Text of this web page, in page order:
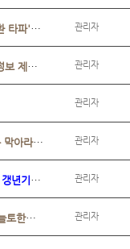
[TV 조선 내몸사용설명서] '중년 여드름 피부과 질환 타파'편 정우현원장님 출연.. 관리자
[JTBC '위대한 식탁' 탈모와 피부노화 개선을 건강정보 제공 편] 수원 하늘토한.. 관리자
관리자
[TV조선 '알콩달콩' 사회적 죽음을 야기하는 탈모를 막아라 편] 수원 하늘토한.. 관리자
[TV조선 내 몸을 살리는 발견 유레카 ] 관절 건강과 갱년기 탈모& 안면 홍조 편.. 관리자
TV건강플러스 67회 다이어트 비만 클리닉 수원 하늘토한의원 정우현 원장 출연.. 관리자